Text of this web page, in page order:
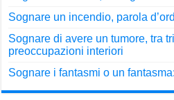
Sognare un incendio, parola
Sognare di avere un tumore, tra
preoccupazioni interiori
Sognare i fantasmi o un